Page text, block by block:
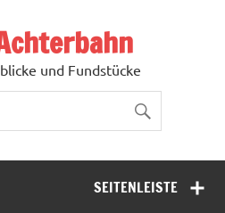
und Fundstücke
SEITENLEISTE